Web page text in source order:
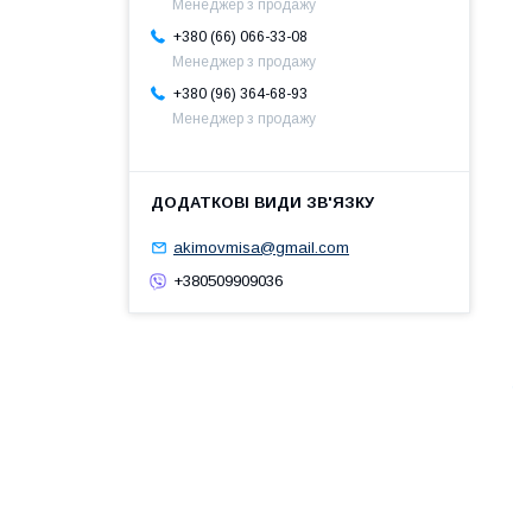
Менеджер з продажу
+380 (66) 066-33-08
Менеджер з продажу
+380 (96) 364-68-93
Менеджер з продажу
akimovmisa@gmail.com
+380509909036